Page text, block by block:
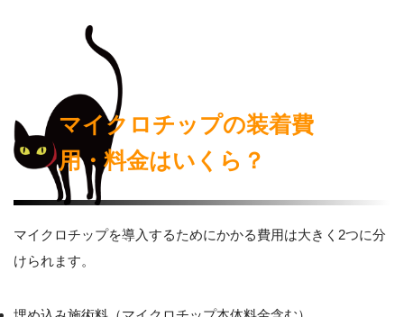
マイクロチップの装着費
用・料金はいくら？
マイクロチップを導入するためにかかる費用は大きく2つに分
けられます。